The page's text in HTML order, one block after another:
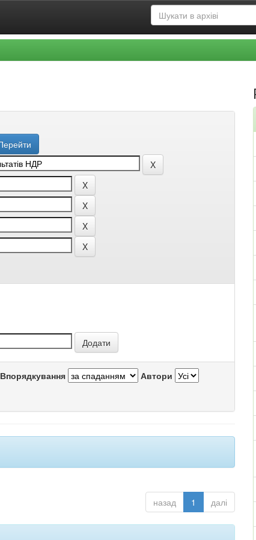
Впорядкування Автори
назад 1 далі